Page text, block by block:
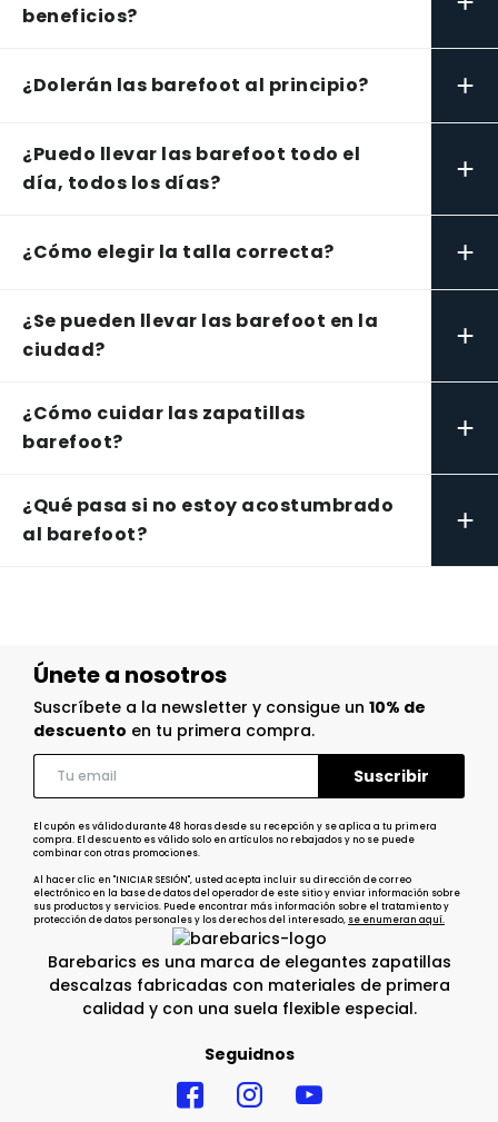
beneficios?
¿Dolerán las barefoot al principio? +
¿Puedo llevar las barefoot todo el
día, todos los días?
+
¿Cómo elegir la talla correcta? +
¿Se pueden llevar las barefoot en la
ciudad?
+
¿Cómo cuidar las zapatillas
barefoot?
+
¿Qué pasa si no estoy acostumbrado
al barefoot?
+
Barebarics es una marca de elegantes zapatillas
descalzas fabricadas con materiales de primera
calidad y con una suela flexible especial.
Seguidnos
Únete a nosotros
Suscríbete a la newsletter y consigue un 10% de
descuento en tu primera compra.
El cupón es válido durante 48 horas desde su recepción y se aplica a tu primera
compra. El descuento es válido solo en artículos no rebajados y no se puede
combinar con otras promociones.
Al hacer clic en "INICIAR SESIÓN", usted acepta incluir su dirección de correo
electrónico en la base de datos del operador de este sitio y enviar información sobre
sus productos y servicios. Puede encontrar más información sobre el tratamiento y
protección de datos personales y los derechos del interesado, se enumeran aquí.